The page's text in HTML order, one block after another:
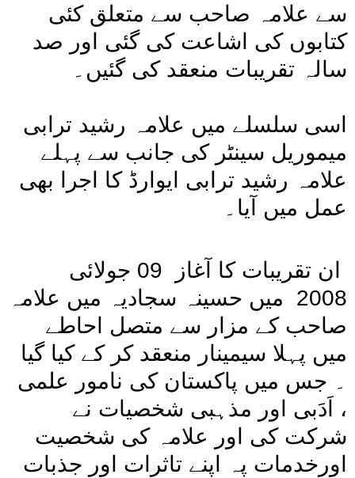
سے علامہ صاحب سے متعلق کئی
کتابوں کی اشاعت کی گئی اور صد
سالہ تقریبات منعقد کی گئیں۔
اسی سلسلے میں علامہ رشید ترابی
میموریل سینٹر کی جانب سے پہلے
علامہ رشید ترابی ایوارڈ کا اجرا بھی
عمل میں آیا۔
ان تقریبات کا آغاز 09 جولائی
2008 میں حسینہ سجادیہ میں علامہ
صاحب كے مزار سے متصل احاطے
میں پہلا سیمینار منعقد کر كے کیا گیا
۔ جس میں پاکستان کی نامور علمی
، اَدَبی اور مذہبی شخصیات نے
شرکت کی اور علامہ کی شخصیت
اورخدمات پہ اپنے تاثرات اور جذبات